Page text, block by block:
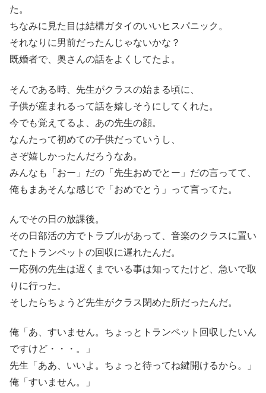
た。
ちなみに見た目は結構ガタイのいいヒスパニック。
それなりに男前だったんじゃないかな？
既婚者で、奥さんの話をよくしてたよ。
そんである時、先生がクラスの始まる頃に、
子供が産まれるって話を嬉しそうにしてくれた。
今でも覚えてるよ、あの先生の顔。
なんたって初めての子供だっていうし、
さぞ嬉しかったんだろうなあ。
みんなも「おー」だの「先生おめでとー」だの言ってて、
俺もまあそんな感じで「おめでとう」って言ってた。
んでその日の放課後。
その日部活の方でトラブルがあって、音楽のクラスに置い
てたトランペットの回収に遅れたんだ。
一応例の先生は遅くまでいる事は知ってたけど、急いで取
りに行った。
そしたらちょうど先生がクラス閉めた所だったんだ。
俺「あ、すいません。ちょっとトランペット回収したいん
ですけど・・・。」
先生「ああ、いいよ。ちょっと待ってね鍵開けるから。」
俺「すいません。」